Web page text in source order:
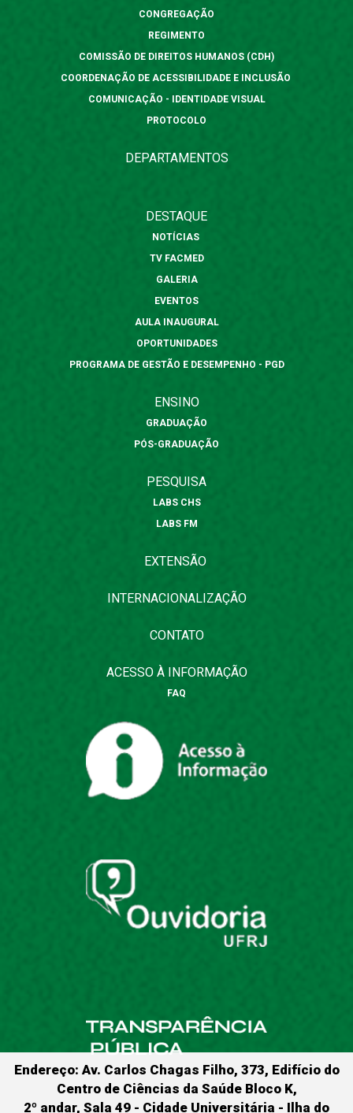
CONGREGAÇÃO
REGIMENTO
COMISSÃO DE DIREITOS HUMANOS (CDH)
COORDENAÇÃO DE ACESSIBILIDADE E INCLUSÃO
COMUNICAÇÃO - IDENTIDADE VISUAL
PROTOCOLO
DEPARTAMENTOS
DESTAQUE
NOTÍCIAS
TV FACMED
GALERIA
EVENTOS
AULA INAUGURAL
OPORTUNIDADES
PROGRAMA DE GESTÃO E DESEMPENHO - PGD
ENSINO
GRADUAÇÃO
PÓS-GRADUAÇÃO
PESQUISA
LABS CHS
LABS FM
EXTENSÃO
INTERNACIONALIZAÇÃO
CONTATO
ACESSO À INFORMAÇÃO
FAQ
Endereço: Av. Carlos Chagas Filho, 373, Edifício do
Centro de Ciências da Saúde Bloco K,
2º andar, Sala 49 - Cidade Universitária - Ilha do